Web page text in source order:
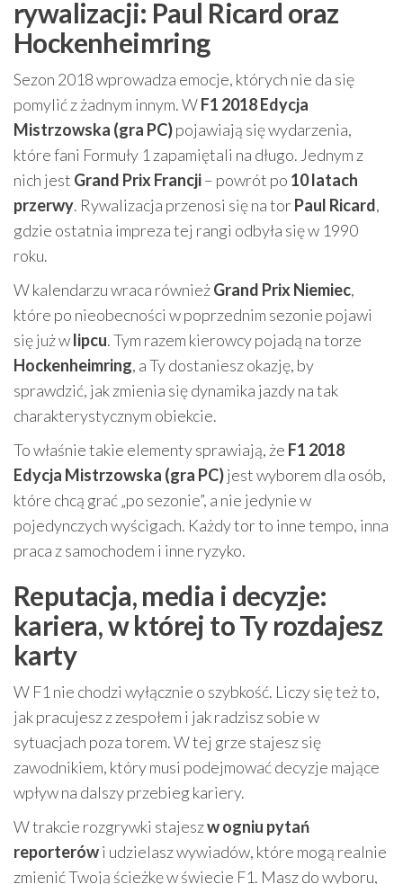
rywalizacji: Paul Ricard oraz
Hockenheimring
Sezon 2018 wprowadza emocje, których nie da się
pomylić z żadnym innym. WF1 2018 Edycja
Mistrzowska (gra PC)pojawiają się wydarzenia,
które fani Formuły 1 zapamiętali na długo. Jednym z
nich jest Grand Prix Francji– powrót po 10 latach
przerwy. Rywalizacja przenosi się na torPaul Ricard,
gdzie ostatnia impreza tej rangi odbyła się w 1990
roku.
W kalendarzu wraca równieżGrand Prix Niemiec,
które po nieobecności w poprzednim sezonie pojawi
się już wlipcu. Tym razem kierowcy pojadą na torze
Hockenheimring, a Ty dostaniesz okazję, by
sprawdzić, jak zmienia się dynamika jazdy na tak
charakterystycznym obiekcie.
To właśnie takie elementy sprawiają, że F1 2018
Edycja Mistrzowska (gra PC)jest wyborem dla osób,
które chcą grać „po sezonie”, a nie jedynie w
pojedynczych wyścigach. Każdy tor to inne tempo, inna
praca z samochodem i inne ryzyko.
Reputacja, media i decyzje:
kariera, w której to Ty rozdajesz
karty
W F1 nie chodzi wyłącznie o szybkość. Liczy się też to,
jak pracujesz z zespołem i jak radzisz sobie w
sytuacjach poza torem. W tej grze stajesz się
zawodnikiem, który musi podejmować decyzje mające
wpływ na dalszy przebieg kariery.
W trakcie rozgrywki stajeszw ogniu pytań
reporterówi udzielasz wywiadów, które mogą realnie
zmienić Twoją ścieżkę w świecie F1. Masz do wyboru,